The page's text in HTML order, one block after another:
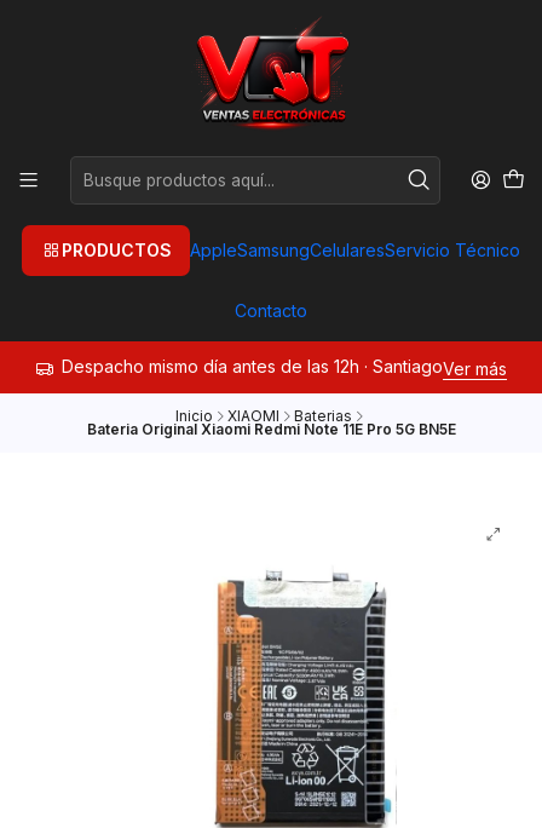
PRODUCTOS AppleSamsungCelularesServicio Técnico
Contacto
Despacho mismo día antes de las 12h · SantiagoVer más
Inicio XIAOMI Baterias
Bateria Original Xiaomi Redmi Note 11E Pro 5G BN5E